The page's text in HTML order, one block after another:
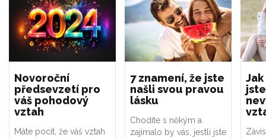
Novoroční
předsevzetí pro
váš pohodový
vztah
Máte pocit, že váš vztah
7 znamení, že jste
našli svou pravou
lásku
Chodíte s někým a
zajímalo by vás, jestli jste